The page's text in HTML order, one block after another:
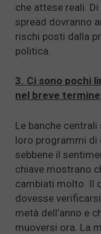
che attese reali.
spread dovranno
rischi posti dalla
politica.
3. Ci sono pochi
nel breve termine
Le banche
loro programmi di
sebbene il
chiave mostrano
cambiati molto. Il
dovesse
metà dell’anno e
muoversi ora. La